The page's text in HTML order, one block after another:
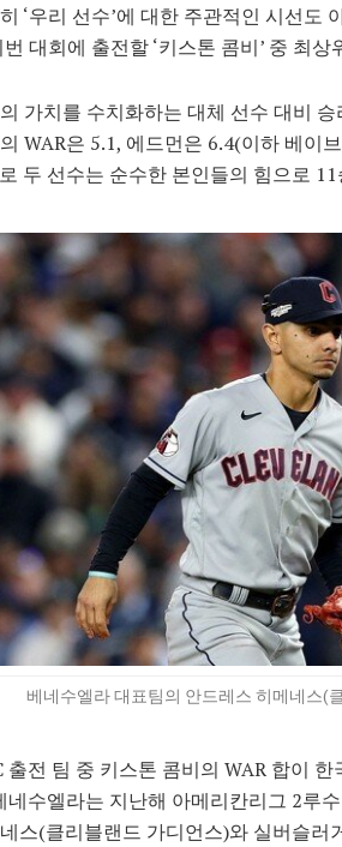
‘우리 선수’에 대한 주관적인 시선도
대회에 출전할 ‘키스톤 콤비’ 중 최
가치를 수치화하는 대체 선수 대비
WAR은 5.1, 에드먼은 6.4(이하 베이
두 선수는 순수한 본인들의 힘으로
베네수엘라 대표팀의 안드레스 히메네스(
출전 팀 중 키스톤 콤비의 WAR 합이
네수엘라는 지난해 아메리칸리그 2루
스(클리블랜드 가디언스)와 실버슬러